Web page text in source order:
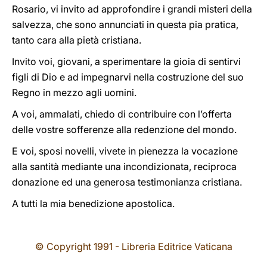
Rosario, vi invito ad approfondire i grandi misteri della
salvezza, che sono annunciati in questa pia pratica,
tanto cara alla pietà cristiana.
Invito voi, giovani, a sperimentare la gioia di sentirvi
figli di Dio e ad impegnarvi nella costruzione del suo
Regno in mezzo agli uomini.
A voi, ammalati, chiedo di contribuire con l’offerta
delle vostre sofferenze alla redenzione del mondo.
E voi, sposi novelli, vivete in pienezza la vocazione
alla santità mediante una incondizionata, reciproca
donazione ed una generosa testimonianza cristiana.
A tutti la mia benedizione apostolica.
© Copyright 1991 - Libreria Editrice Vaticana